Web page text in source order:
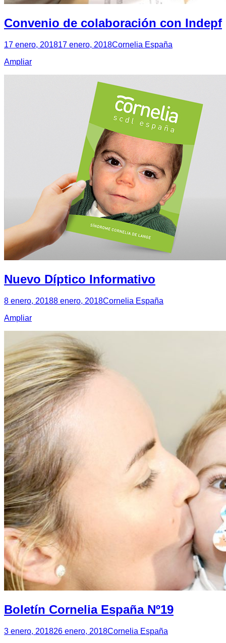
Convenio de colaboración con Indepf
17 enero, 201817 enero, 2018Cornelia España
Ampliar
Nuevo Díptico Informativo
8 enero, 20188 enero, 2018Cornelia España
Ampliar
Boletín Cornelia España Nº19
3 enero, 201826 enero, 2018Cornelia España